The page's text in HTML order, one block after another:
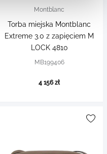
Montblanc
Torba miejska Montblanc
Extreme 3.0 z zapięciem M
LOCK 4810
MB199406
4 156 zł